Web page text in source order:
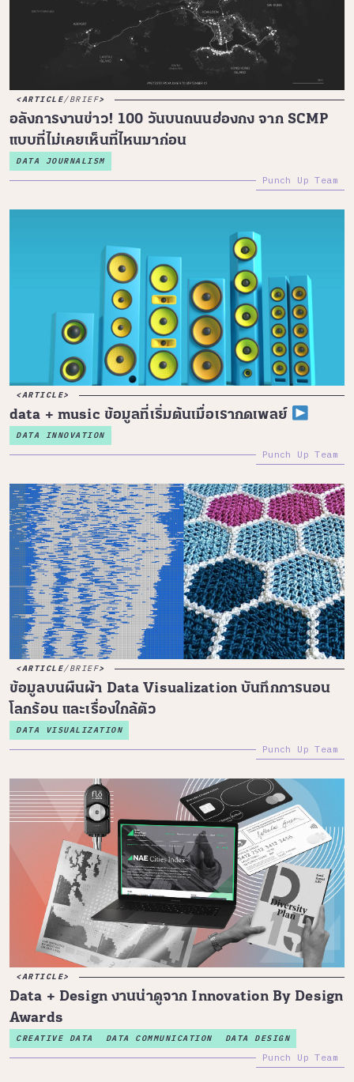
ARTICLE/BRIEF
อลังการงานข่าว! 100 วันบนถนนฮ่องกง จาก SCMP
แบบที่ไม่เคยเห็นที่ไหนมาก่อน
DATA JOURNALISM
Punch Up Team
ARTICLE
data + music ข้อมูลที่เริ่มต้นเมื่อเรากดเพลย์
DATA INNOVATION
Punch Up Team
ARTICLE/BRIEF
ข้อมูลบนผืนผ้า Data Visualization บันทึกการนอน
โลกร้อน และเรื่องใกล้ตัว
DATA VISUALIZATION
Punch Up Team
ARTICLE
Data + Design งานน่าดูจาก Innovation By Design
Awards
CREATIVE DATA DATA COMMUNICATION DATA DESIGN
Punch Up Team